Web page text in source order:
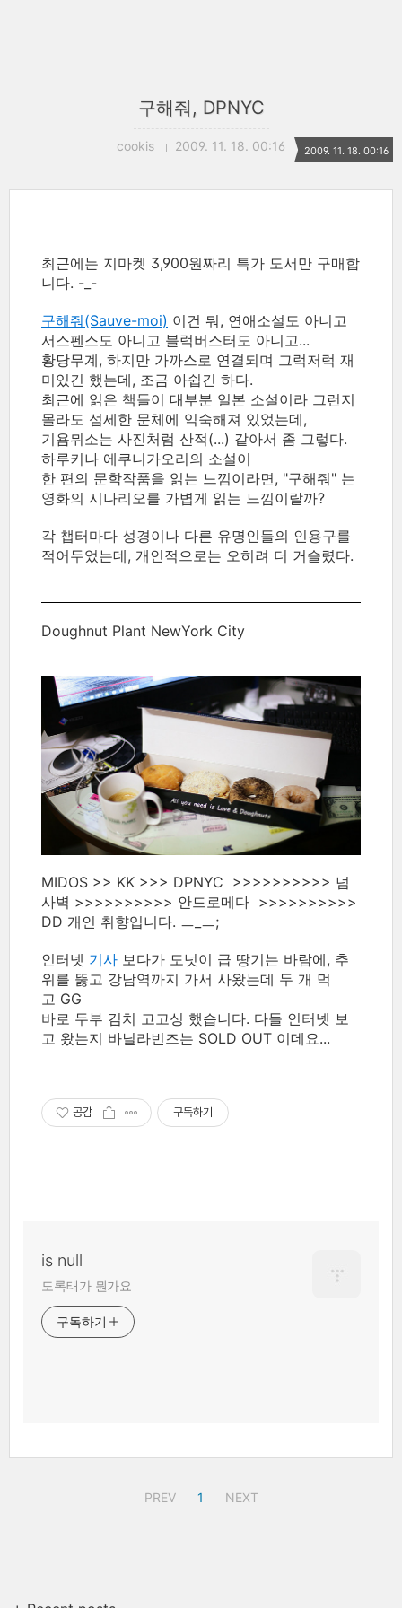
구해줘, DPNYC
cookis 2009. 11. 18. 00:16 2009. 11. 18. 00:16
최근에는 지마켓 3,900원짜리 특가 도서만 구매합
니다. -_-
구해줘(Sauve-moi) 이건 뭐, 연애소설도 아니고
서스펜스도 아니고 블럭버스터도 아니고...
황당무계, 하지만 가까스로 연결되며 그럭저럭 재
미있긴 했는데, 조금 아쉽긴 하다.
최근에 읽은 책들이 대부분 일본 소설이라 그런지
몰라도 섬세한 문체에 익숙해져 있었는데,
기욤뮈소는 사진처럼 산적(...) 같아서 좀 그렇다.
하루키나 에쿠니가오리의 소설이
한 편의 문학작품을 읽는 느낌이라면, "구해줘" 는
영화의 시나리오를 가볍게 읽는 느낌이랄까?
각 챕터마다 성경이나 다른 유명인들의 인용구를
적어두었는데, 개인적으로는 오히려 더 거슬렸다.
Doughnut Plant NewYork City
MIDOS >> KK >>> DPNYC >>>>>>>>>> 넘
사벽 >>>>>>>>>> 안드로메다 >>>>>>>>>>
DD 개인 취향입니다. ㅡ_ㅡ;
인터넷 기사 보다가 도넛이 급 땅기는 바람에, 추
위를 뚫고 강남역까지 가서 사왔는데 두 개 먹
고 GG
바로 두부 김치 고고싱 했습니다. 다들 인터넷 보
고 왔는지 바닐라빈즈는 SOLD OUT 이데요...
공감 구독하기
is null
도록태가 뭔가요
구독하기
PREV 1 NEXT